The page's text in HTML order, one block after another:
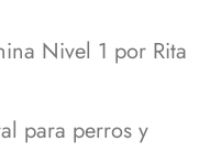
Nivel 1 por Rita
para perros y